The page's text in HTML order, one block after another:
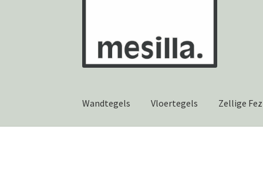
Wandtegels Vloertegels Zellige Fez